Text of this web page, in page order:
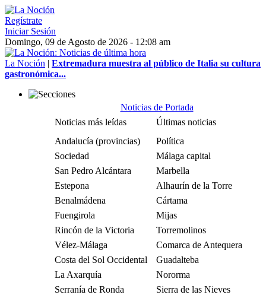
Regístrate
Iniciar Sesión
Domingo, 09 de Agosto de 2026 - 12:08 am
La Noción | Extremadura muestra al público de Italia su cultura
gastronómica...
Noticias de Portada
Noticias más leídas
Últimas noticias
Andalucía (provincias)
Política
Sociedad
Málaga capital
San Pedro Alcántara
Marbella
Estepona
Alhaurín de la Torre
Benalmádena
Cártama
Fuengirola
Mijas
Rincón de la Victoria
Torremolinos
Vélez-Málaga
Comarca de Antequera
Costa del Sol Occidental
Guadalteba
La Axarquía
Nororma
Serranía de Ronda
Sierra de las Nieves